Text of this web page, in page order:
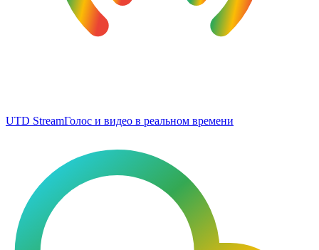
UTD StreamГолос и видео в реальном времени